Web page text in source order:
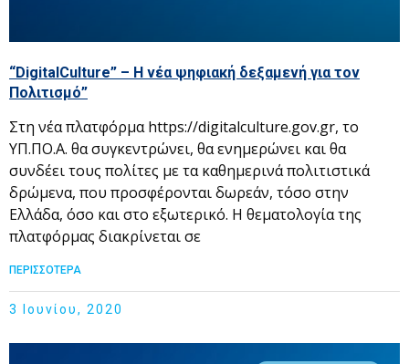
“DigitalCulture” – Η νέα ψηφιακή δεξαμενή για τον
Πολιτισμό”
Στη νέα πλατφόρμα https://digitalculture.gov.gr, το
ΥΠ.ΠΟ.Α. θα συγκεντρώνει, θα ενημερώνει και θα
συνδέει τους πολίτες με τα καθημερινά πολιτιστικά
δρώμενα, που προσφέρονται δωρεάν, τόσο στην
Ελλάδα, όσο και στο εξωτερικό. Η θεματολογία της
πλατφόρμας διακρίνεται σε
ΠΕΡΙΣΣΟΤΕΡΑ
3 Ιουνίου, 2020